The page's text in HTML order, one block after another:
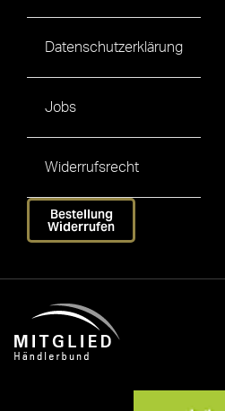
Datenschutzerklärung
Jobs
Widerrufsrecht
Bestellung
Widerrufen